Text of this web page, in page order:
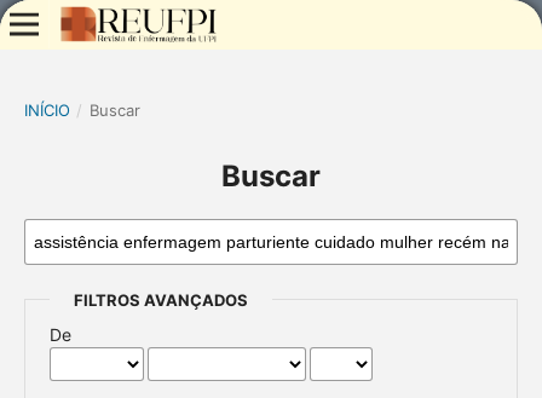
INÍCIO / Buscar
Buscar
FILTROS AVANÇADOS
De